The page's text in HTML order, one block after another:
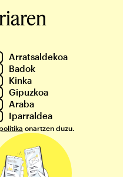
Arratsaldekoa
Badok
Kinka
Gipuzkoa
Araba
Iparraldea
onartzen duzu.